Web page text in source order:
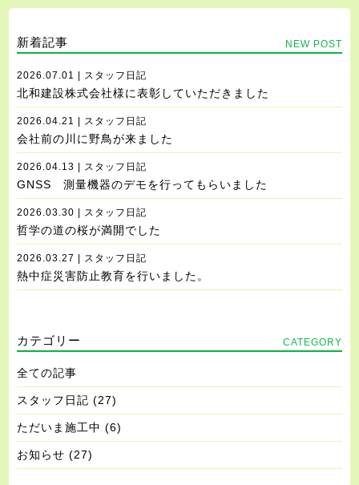
新着記事 NEW POST
2026.07.01 | スタッフ日記
北和建設株式会社様に表彰していただきました
2026.04.21 | スタッフ日記
会社前の川に野鳥が来ました
2026.04.13 | スタッフ日記
GNSS 測量機器のデモを行ってもらいました
2026.03.30 | スタッフ日記
哲学の道の桜が満開でした
2026.03.27 | スタッフ日記
熱中症災害防止教育を行いました。
カテゴリー CATEGORY
全ての記事
スタッフ日記 (27)
ただいま施工中 (6)
お知らせ (27)